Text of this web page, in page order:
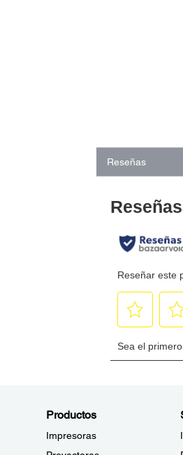
Reseñas
Productos
Impresoras